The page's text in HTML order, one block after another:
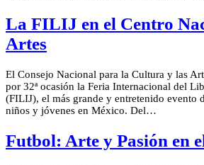
La FILIJ en el Centro
Artes
El Consejo Nacional para la Cultura y las
por 32ª ocasión la Feria Internacional del
(FILIJ), el más grande y entretenido evento
niños y jóvenes en México. Del…
Futbol: Arte y Pasión en